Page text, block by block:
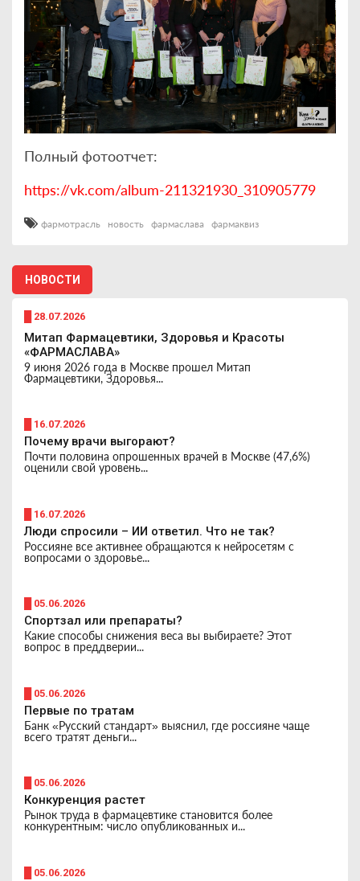
Полный фотоотчет:
https://vk.com/album-211321930_310905779
фармотрасль новость фармаслава фармаквиз
НОВОСТИ
█ 28.07.2026
Митап Фармацевтики, Здоровья и Красоты
«ФАРМАСЛАВА»
9 июня 2026 года в Москве прошел Митап
Фармацевтики, Здоровья...
█ 16.07.2026
Почему врачи выгорают?
Почти половина опрошенных врачей в Москве (47,6%)
оценили свой уровень...
█ 16.07.2026
Люди спросили – ИИ ответил. Что не так?
Россияне все активнее обращаются к нейросетям с
вопросами о здоровье...
█ 05.06.2026
Спортзал или препараты?
Какие способы снижения веса вы выбираете? Этот
вопрос в преддверии...
█ 05.06.2026
Первые по тратам
Банк «Русский стандарт» выяснил, где россияне чаще
всего тратят деньги...
█ 05.06.2026
Конкуренция растет
Рынок труда в фармацевтике становится более
конкурентным: число опубликованных и...
█ 05.06.2026